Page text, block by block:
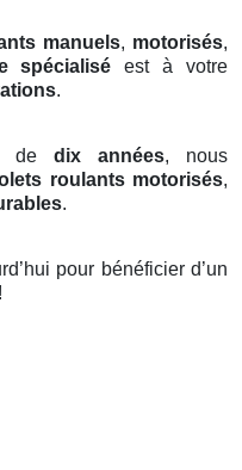
manuels, motorisés,
spécialisé est à votre
.
de dix années, nous
roulants motorisés,
.
pour bénéficier d’un
!